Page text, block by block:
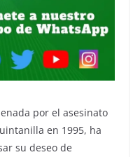
por el asesinato
en 1995, ha
su deseo de